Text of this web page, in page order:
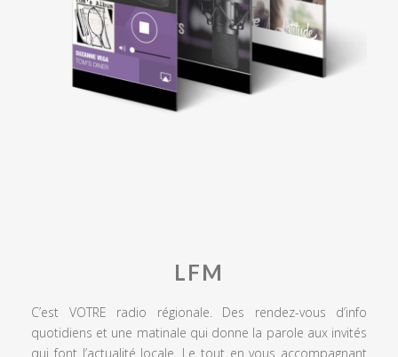
LFM
C’est VOTRE radio régionale. Des rendez-vous d’info
quotidiens et une matinale qui donne la parole aux invités
qui font l’actualité locale. Le tout en vous accompagnant